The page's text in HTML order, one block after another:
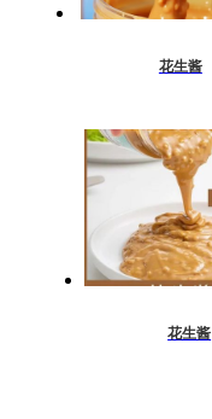
花生酱
花生酱